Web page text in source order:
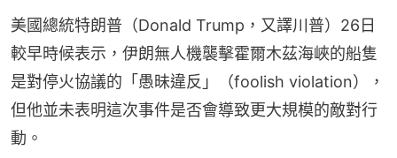
美國總統特朗普（Donald Trump，又譯川普）26日
較早時候表示，伊朗無人機襲擊霍爾木茲海峽的船隻
是對停火協議的「愚昧違反」（foolish violation），
但他並未表明這次事件是否會導致更大規模的敵對行
動。